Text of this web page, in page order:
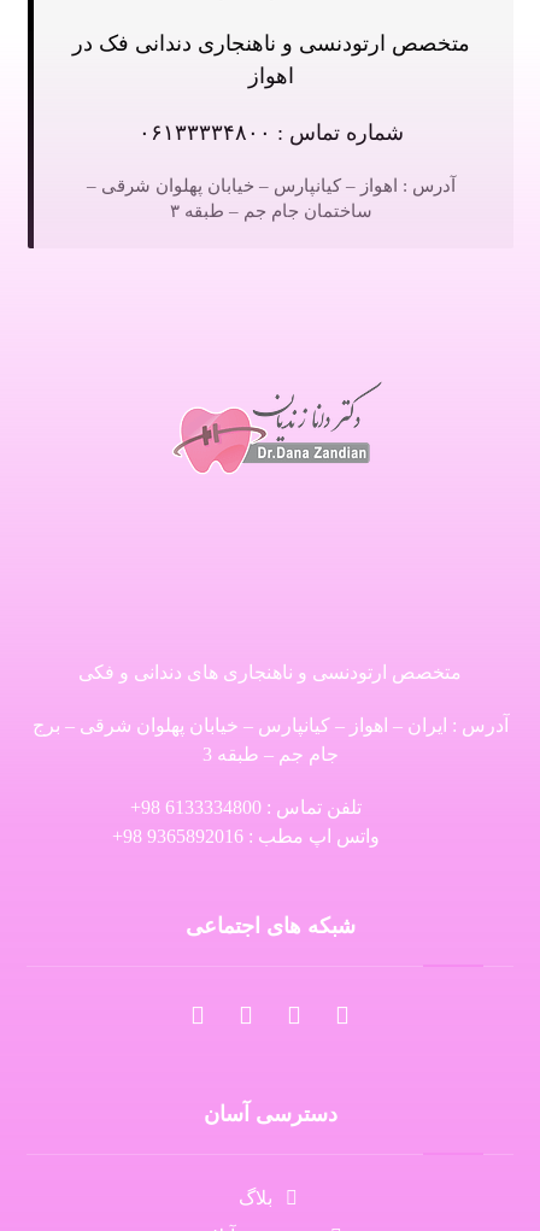
متخصص ارتودنسی و ناهنجاری دندانی فک در
اهواز
شماره تماس : ۰۶۱۳۳۳۳۴۸۰۰
آدرس : اهواز – کیانپارس – خیابان پهلوان شرقی –
ساختمان جام جم – طبقه ۳
متخصص ارتودنسی و ناهنجاری های دندانی و فکی
آدرس : ایران – اهواز – کیانپارس – خیابان پهلوان شرقی – برج
جام جم – طبقه 3
تلفن تماس : 6133334800 98+
واتس اپ مطب : 9365892016 98+
شبکه های اجتماعی
دسترسی آسان
بلاگ